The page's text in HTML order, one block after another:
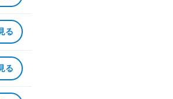
る
る